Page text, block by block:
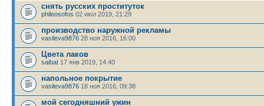
снять русских проституток
phileosofos 02 июл 2019, 21:29
производство наружной рекламы
vasileva9876 28 ноя 2016, 16:00
Цвета лаков
saibat 17 янв 2019, 14:40
напольное покрытие
vasileva9876 18 ноя 2016, 09:38
мой сегодняшний ужин